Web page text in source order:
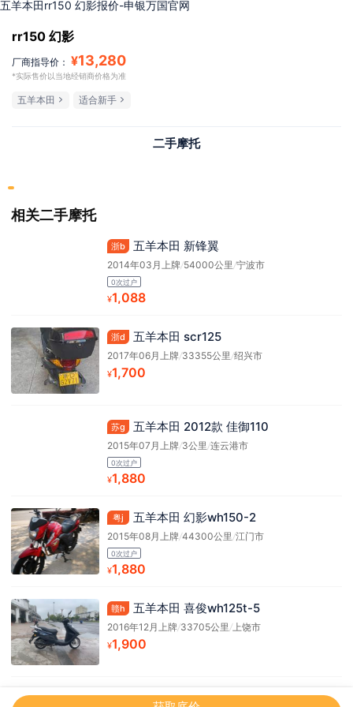
五羊本田rr150 幻影报价-申银万国官网
rr150 幻影
厂商指导价： ¥13,280
*实际售价以当地经销商价格为准
五羊本田 适合新手
二手摩托
相关二手摩托
浙b 五羊本田 新锋翼
2014年03月上牌/54000公里 /宁波市
0次过户
¥1,088
浙d 五羊本田 scr125
2017年06月上牌/33355公里 /绍兴市
¥1,700
苏g 五羊本田 2012款 佳御110
2015年07月上牌/3公里 /连云港市
0次过户
¥1,880
粤j 五羊本田 幻影wh150-2
2015年08月上牌/44300公里 /江门市
0次过户
¥1,880
赣h 五羊本田 喜俊wh125t-5
2016年12月上牌/33705公里 /上饶市
¥1,900